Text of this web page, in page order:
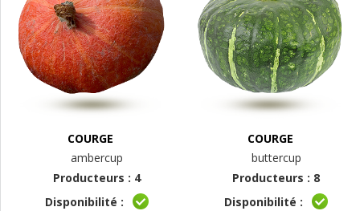
COURGE
ambercup
Producteurs : 4
Disponibilité :
COURGE
buttercup
Producteurs : 8
Disponibilité :